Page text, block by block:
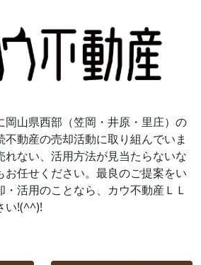
岡山県西部（笠岡・井原・里庄）の
動産の売却活動に取り組んでいま
れない、活用方法が見当たらないな
お任せください。最良のご提案をい
活用のことなら、カウ不動産ＬＬ
い!(^^)!